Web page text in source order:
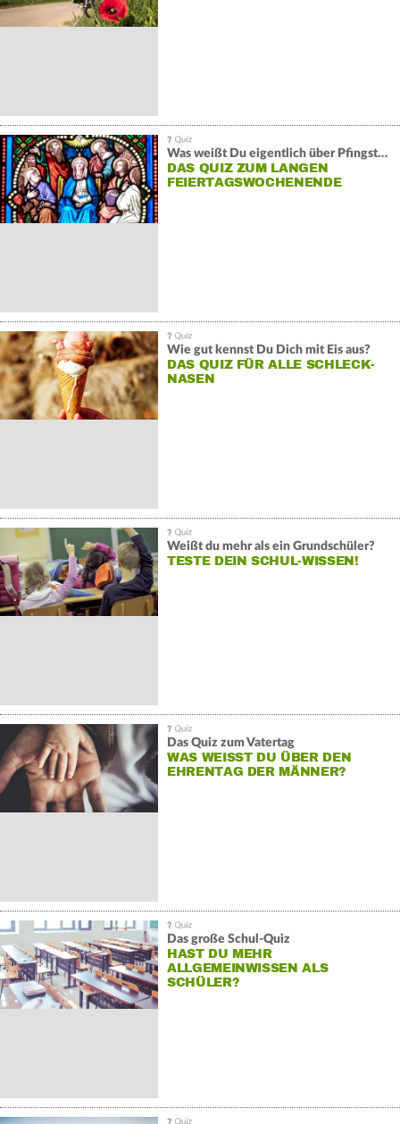
Was weißt Du eigentlich über Pfingsten?
DAS QUIZ ZUM LANGEN
FEIERTAGSWOCHENENDE
Wie gut kennst Du Dich mit Eis aus?
DAS QUIZ FÜR ALLE SCHLECK-
NASEN
Weißt du mehr als ein Grundschüler?
TESTE DEIN SCHUL-WISSEN!
Das Quiz zum Vatertag
WAS WEISST DU ÜBER DEN E
HRENTAG DER MÄNNER?
Das große Schul-Quiz
HAST DU MEHR
ALLGEMEINWISSEN ALS
SCHÜLER?